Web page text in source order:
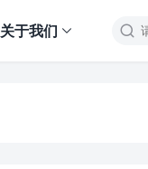

关于我们